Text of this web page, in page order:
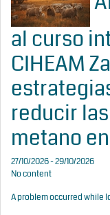
al curso
CIHEAM
reducir
metano
27/10/2026 - 29/10/2026
No content
A problem occurred while